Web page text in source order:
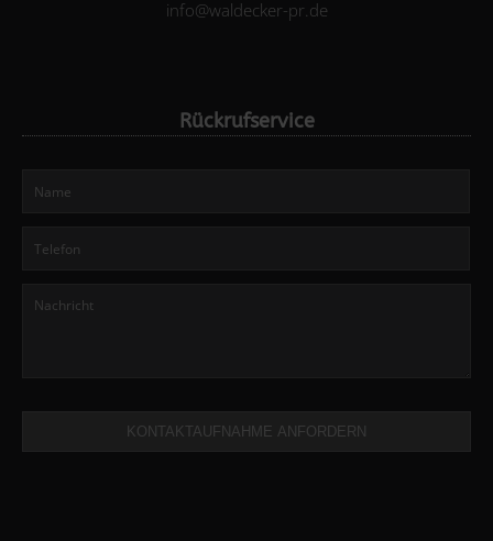
info@waldecker-pr.de
Rückrufservice
KONTAKTAUFNAHME ANFORDERN